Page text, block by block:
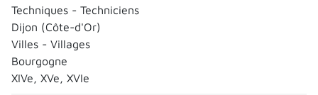
Techniques - Techniciens
Dijon (Côte-d'Or)
Villes - Villages
Bourgogne
XIVe, XVe, XVIe